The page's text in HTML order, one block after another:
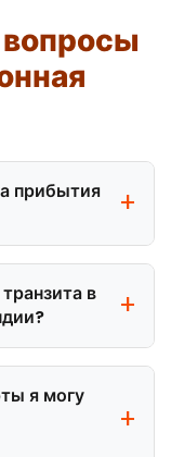
прибытия
в
я могу